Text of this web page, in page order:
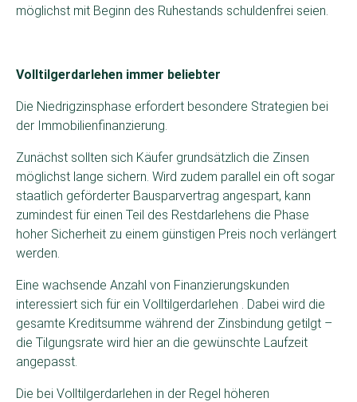
möglichst mit Beginn des Ruhestands schuldenfrei seien.
Volltilgerdarlehen immer beliebter
Die Niedrigzinsphase erfordert besondere Strategien bei
der Immobilienfinanzierung.
Zunächst sollten sich Käufer grundsätzlich die Zinsen
möglichst lange sichern. Wird zudem parallel ein oft sogar
staatlich geförderter Bausparvertrag angespart, kann
zumindest für einen Teil des Restdarlehens die Phase
hoher Sicherheit zu einem günstigen Preis noch verlängert
werden.
Eine wachsende Anzahl von Finanzierungskunden
interessiert sich für ein Volltilgerdarlehen . Dabei wird die
gesamte Kreditsumme während der Zinsbindung getilgt –
die Tilgungsrate wird hier an die gewünschte Laufzeit
angepasst.
Die bei Volltilgerdarlehen in der Regel höheren